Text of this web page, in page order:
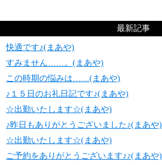
最新記事
快適です♪(まあや)
すみません……。(まあや)
この時期の悩みは……(まあや)
♪１５日のお礼日記です♪(まあや)
☆出勤いたします☆(まあや)
♪昨日もありがとうございました♪(まあや)
☆出勤いたします☆(まあや)
ご予約をありがとうございます♪♪(まあや)